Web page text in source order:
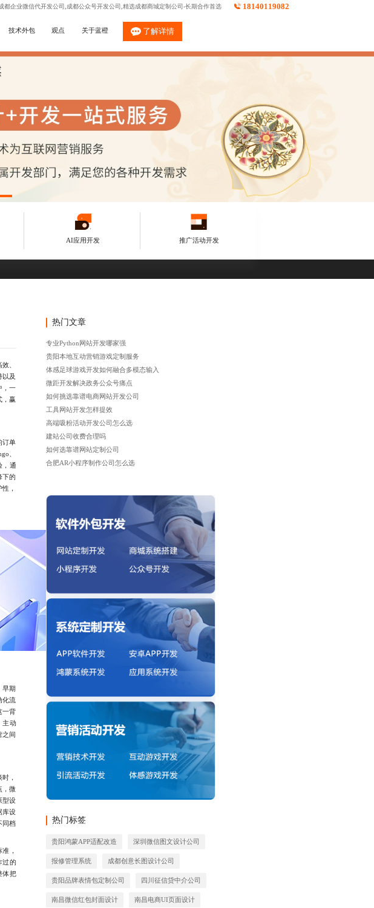
都企业微信代开发公司,成都公众号开发公司,精选成都商城定制公司-长期合作首选 18140119082
技术外包 观点 关于蓝橙 了解详情
AI应用开发 推广活动开发
、
及
，一
，赢
订单
、
，通
下的
，
早期
化流
一背
主动
之间
，
，微
型设
库设
同档
，
过的
体把
热门文章
专业Python网站开发哪家强
贵阳本地互动营销游戏定制服务
体感足球游戏开发如何融合多模态输入
微距开发解决政务公众号痛点
如何挑选靠谱电商网站开发公司
工具网站开发怎样提效
高端吸粉活动开发公司怎么选
建站公司收费合理吗
如何选靠谱网站定制公司
合肥AR小程序制作公司怎么选
热门标签
贵阳鸿蒙APP适配改造 深圳微信图文设计公司
报修管理系统 成都创意长图设计公司
贵阳品牌表情包定制公司 四川征信贷中介公司
南昌微信红包封面设计 南昌电商UI页面设计